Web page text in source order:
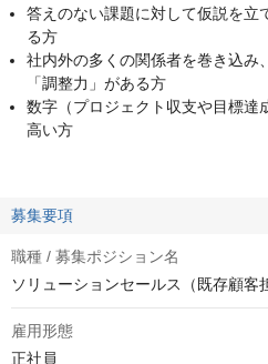
答えのない課題に対して仮説を立
る方
社内外の多くの関係者を巻き込み
「調整力」がある方
数字（プロジェクト収支や目標達
高い方
募集要項
職種 / 募集ポジション名
ソリューションセールス（既存顧客
雇用形態
正社員